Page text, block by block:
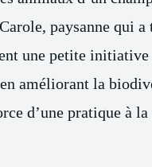
paysanne qui a
une petite
améliorant la
d’une pratique à